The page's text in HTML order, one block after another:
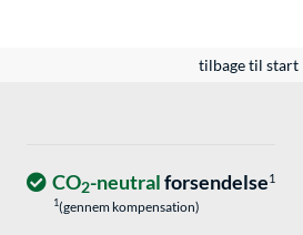
tilbage til start
CO2-neutralforsendelse1
1(gennem kompensation)